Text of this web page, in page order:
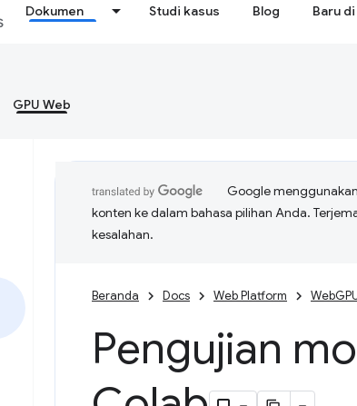
Dokumen Studi kasus Blog Baru
GPU Web
Google
konten ke dalam bahasa pilihan Anda.
kesalahan.
Beranda Docs Web Platform
Pengujian